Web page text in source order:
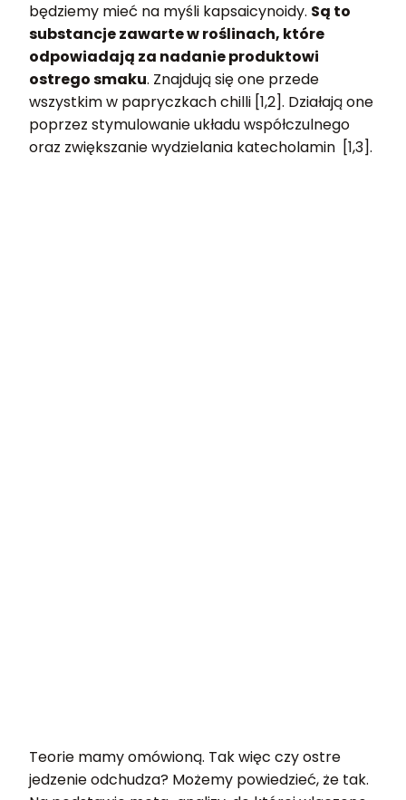
będziemy mieć na myśli kapsaicynoidy. Są to
substancje zawarte w roślinach, które
odpowiadają za nadanie produktowi
ostrego smaku. Znajdują się one przede
wszystkim w papryczkach chilli [1,2]. Działają one
poprzez stymulowanie układu współczulnego
oraz zwiększanie wydzielania katecholamin [1,3].
Teorie mamy omówioną. Tak więc czy ostre
jedzenie odchudza? Możemy powiedzieć, że tak.